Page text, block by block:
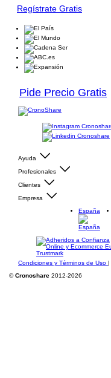
Regístrate Gratis
Pide Precio Gratis
Ayuda
Profesionales
Clientes
Empresa
España
Condiciones y Términos de Uso |
©Cronoshare 2012-2026